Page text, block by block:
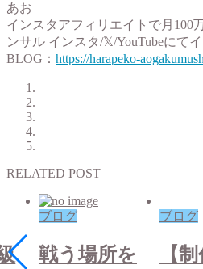
あお
インスタアフィリエイトで月100
ンサル インスタ/𝕏/YouTubeにて
BLOG： https://harapeko-
RELATED POST
ブログ
戦う場所を
ブログ
【